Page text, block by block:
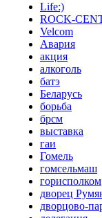
Life:)
ROCK-
Velcom
Авария
акция
алкоголь
батэ
Беларусь
борьба
брсм
выставка
гаи
Гомель
гомсельмаш
горисполком
дворец
дворцово-